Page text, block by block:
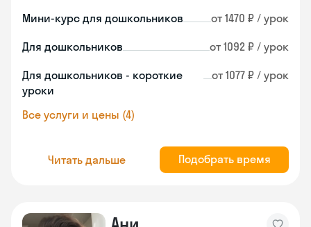
Мини-курс для дошкольников от 1470 ₽ / урок
Для дошкольников от 1092 ₽ / урок
Для дошкольников - короткие
уроки
от 1077 ₽ / урок
Все услуги и цены (4)
Читать дальше Подобрать время